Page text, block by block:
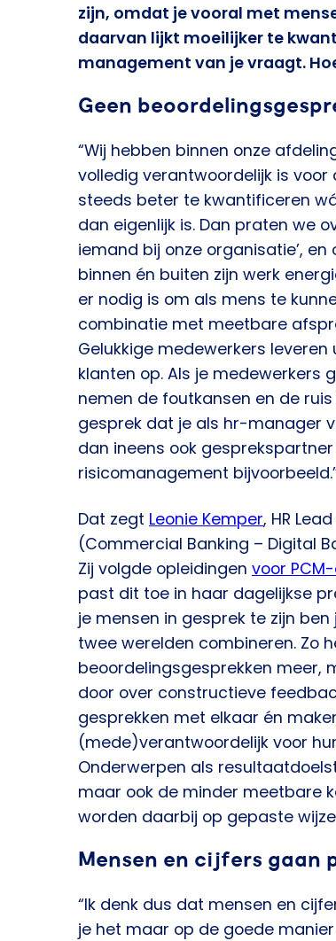
zijn, omdat je vooral met
daarvan lijkt moeilijker te
management van je vraagt.
Geen
“Wij hebben binnen onze
volledig verantwoordelijk is
steeds beter te kwantificeren
dan eigenlijk is. Dan praten we
iemand bij onze organisatie’, en
binnen én buiten zijn werk
er nodig is om als mens te
combinatie met meetbare
Gelukkige medewerkers leveren
klanten op. Als je medewerkers
nemen de foutkansen en de
gesprek dat je als hr-manager
dan ineens ook
risicomanagement
Dat zegt Leonie Kemper, HR
(Commercial Banking – Digital
Zij volgde opleidingen voor
past dit toe in haar dagelijkse
je mensen in gesprek te zijn
twee werelden combineren. Zo
beoordelingsgesprekken meer,
door over constructieve
gesprekken met elkaar én
(mede)verantwoordelijk voor
Onderwerpen als
maar ook de minder meetbare
worden daarbij op gepaste
Mensen en cijfers gaan
“Ik denk dus dat mensen en
je het maar op de goede